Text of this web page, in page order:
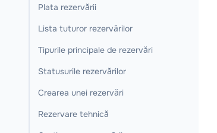
Plata rezervării
Lista tuturor rezervărilor
Tipurile principale de rezervări
Statusurile rezervărilor
Crearea unei rezervări
Rezervare tehnică